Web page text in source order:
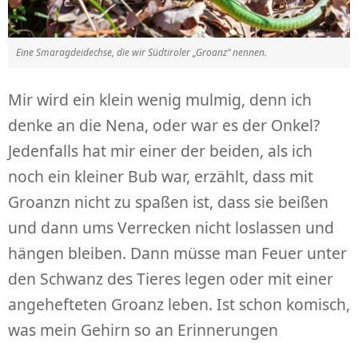
Eine Smaragdeidechse, die wir Südtiroler „Groanz“ nennen.
Mir wird ein klein wenig mulmig, denn ich
denke an die Nena, oder war es der Onkel?
Jedenfalls hat mir einer der beiden, als ich
noch ein kleiner Bub war, erzählt, dass mit
Groanzn nicht zu spaßen ist, dass sie beißen
und dann ums Verrecken nicht loslassen und
hängen bleiben. Dann müsse man Feuer unter
den Schwanz des Tieres legen oder mit einer
angehefteten Groanz leben. Ist schon komisch,
was mein Gehirn so an Erinnerungen